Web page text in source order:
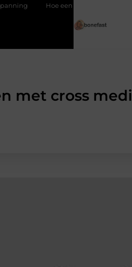
Hoe een slimme linkbuilding
met cross